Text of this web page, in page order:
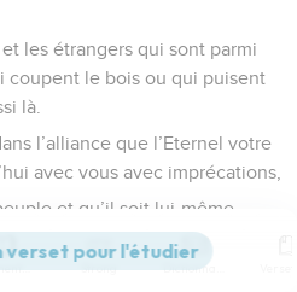
les étrangers qui sont parmi
coupent le bois ou qui puisent
là.
l’alliance que l’Eternel votre
avec vous avec imprécations,
et qu’il soit lui-même
annoncé et comme il l’a promis
Isaac et Jacob.
Commentaires Strong